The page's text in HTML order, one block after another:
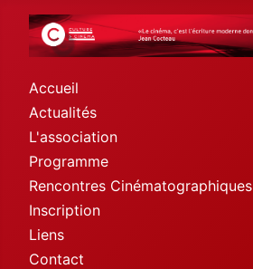
Accueil
Actualités
L'association
Programme
Rencontres Cinématographiques
Inscription
Liens
Contact